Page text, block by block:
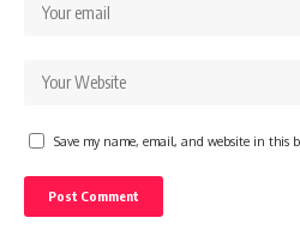
Save my name, email, and website in this